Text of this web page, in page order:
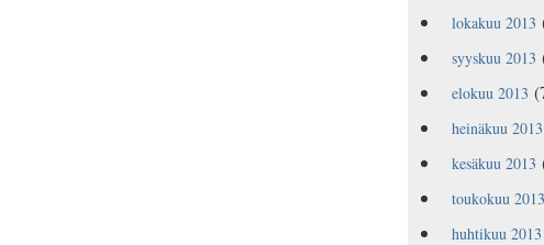
lokakuu 2013
syyskuu 2013
elokuu 2013
heinäkuu 2013
kesäkuu 2013
toukokuu 2013
huhtikuu 2013